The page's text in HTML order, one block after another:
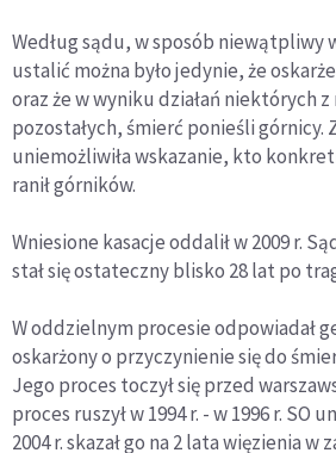
Według sądu, w sposób niewątpliwy
ustalić można było jedynie, że
oraz że w wyniku działań niektórych z
pozostałych, śmierć ponieśli górnicy.
uniemożliwiła wskazanie, kto
ranił górników.
Wniesione kasacje oddalił w 2009 r.
stał się ostateczny blisko 28 lat po
W oddzielnym procesie odpowiadał
oskarżony o przyczynienie się do
Jego proces toczył się przed
proces ruszył w 1994 r. - w 1996 r. SO
2004 r. skazał go na 2 lata więzienia w